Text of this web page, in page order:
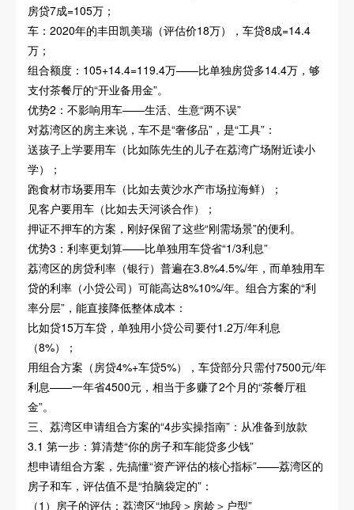
房贷7成=105万；
车：2020年的丰田凯美瑞（评估价18万），车贷8成=14.4
万；
组合额度：105+14.4=119.4万——比单独房贷多14.4万，够
支付茶餐厅的“开业备用金”。
优势2：不影响用车——生活、生意“两不误”
对荔湾区的房主来说，车不是“奢侈品”，是“工具”：
送孩子上学要用车（比如陈先生的儿子在荔湾广场附近读小
学）；
跑食材市场要用车（比如去黄沙水产市场拉海鲜）；
见客户要用车（比如去天河谈合作）；
押证不押车的方案，刚好保留了这些“刚需场景”的便利。
优势3：利率更划算——比单独用车贷省“1/3利息”
荔湾区的房贷利率（银行）普遍在3.8%4.5%/年，而单独用车
贷的利率（小贷公司）可能高达8%10%/年。组合方案的“利
率分层”，能直接降低整体成本：
比如贷15万车贷，单独用小贷公司要付1.2万/年利息
（8%）；
用组合方案（房贷4%+车贷5%），车贷部分只需付7500元/年
利息——一年省4500元，相当于多赚了2个月的“茶餐厅租
金”。
三、荔湾区申请组合方案的“4步实操指南”：从准备到放款
3.1 第一步：算清楚“你的房子和车能贷多少钱”
想申请组合方案，先搞懂“资产评估的核心指标”——荔湾区的
房子和车，评估值不是“拍脑袋定的”：
（1）房子的评估：荔湾区“地段＞房龄＞户型”